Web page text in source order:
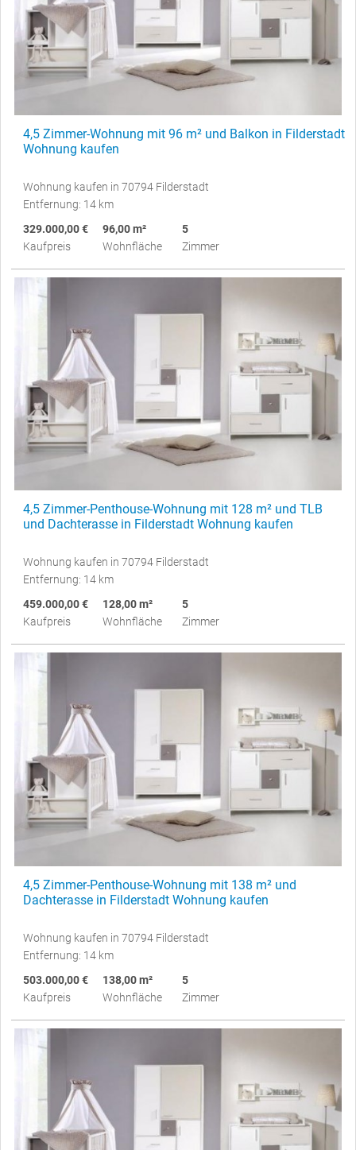
4,5 Zimmer-Wohnung mit 96 m² und Balkon in Filderstadt
Wohnung kaufen
Wohnung kaufen in 70794 Filderstadt
Entfernung: 14 km
329.000,00 €
Kaufpreis
96,00 m²
Wohnfläche
5
Zimmer
4,5 Zimmer-Penthouse-Wohnung mit 128 m² und TLB
und Dachterasse in Filderstadt Wohnung kaufen
Wohnung kaufen in 70794 Filderstadt
Entfernung: 14 km
459.000,00 €
Kaufpreis
128,00 m²
Wohnfläche
5
Zimmer
4,5 Zimmer-Penthouse-Wohnung mit 138 m² und
Dachterasse in Filderstadt Wohnung kaufen
Wohnung kaufen in 70794 Filderstadt
Entfernung: 14 km
503.000,00 €
Kaufpreis
138,00 m²
Wohnfläche
5
Zimmer